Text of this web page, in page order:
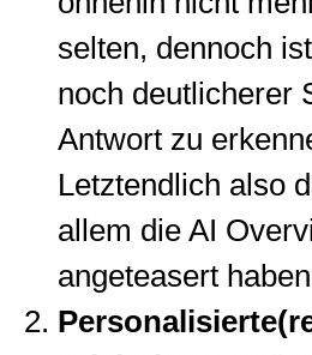
selten, dennoch
noch deutlicherer
Antwort zu
Letztendlich also
allem die AI
angeteasert